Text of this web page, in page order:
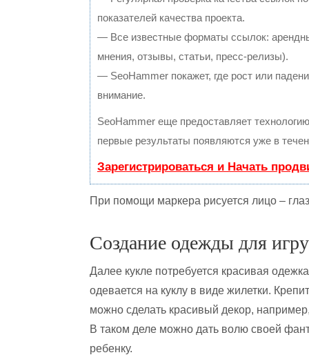
показателей качества проекта.
— Все известные форматы ссылок:
мнения, отзывы, статьи, пресс-релизы).
— SeoHammer покажет, где рост или
внимание.
SeoHammer еще предоставляет
первые результаты появляются уже в
Зарегистрироваться и Начать
При помощи маркера рисуется лицо –
Создание одежды для
Далее кукле потребуется красивая
одевается на куклу в виде жилетки.
можно сделать красивый декор,
В таком деле можно дать волю своей
ребенку.